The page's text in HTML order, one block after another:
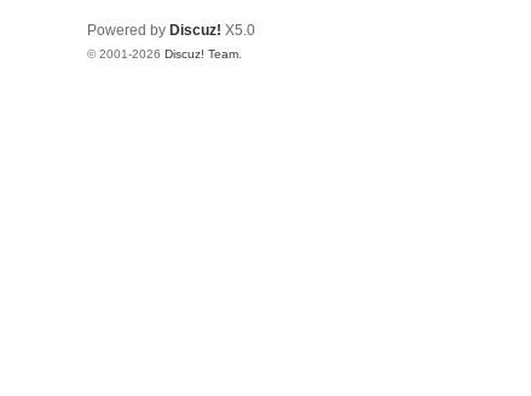
Powered by Discuz! X5.0
© 2001-2026 Discuz! Team